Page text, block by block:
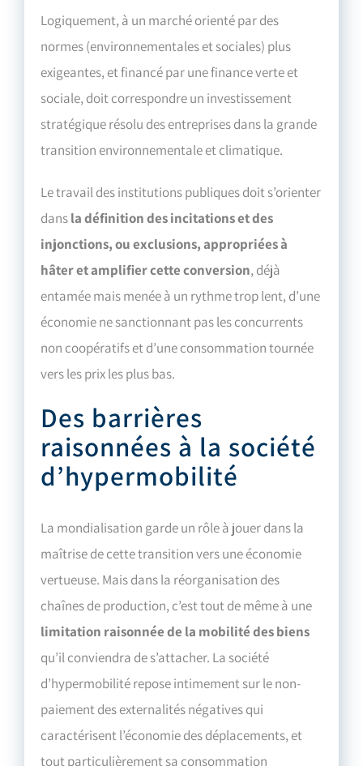
Logiquement, à un marché orienté par des
normes (environnementales et sociales) plus
exigeantes, et financé par une finance verte et
sociale, doit correspondre un investissement
stratégique résolu des entreprises dans la grande
transition environnementale et climatique.
Le travail des institutions publiques doit s’orienter
dansla définition des incitations et des
injonctions, ou exclusions, appropriées à
hâter et amplifier cette conversion, déjà
entamée mais menée à un rythme trop lent, d’une
économie ne sanctionnant pas les concurrents
non coopératifs et d’une consommation tournée
vers les prix les plus bas.
Des barrières
raisonnées à la société
d’hypermobilité
La mondialisation garde un rôle à jouer dans la
maîtrise de cette transition vers une économie
vertueuse. Mais dans la réorganisation des
chaînes de production, c’est tout de même à une
limitation raisonnée de la mobilité des biens
qu’il conviendra de s’attacher. La société
d’hypermobilité repose intimement sur le non-
paiement des externalités négatives qui
caractérisent l’économie des déplacements, et
tout particulièrement sa consommation